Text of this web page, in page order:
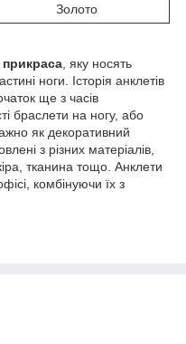
Золото
, яку носять
ноги. Історія анклетів
ще з часів
браслети на ногу, або
як декоративний
з різних матеріалів,
тканина тощо. Анклети
комбінуючи їх з